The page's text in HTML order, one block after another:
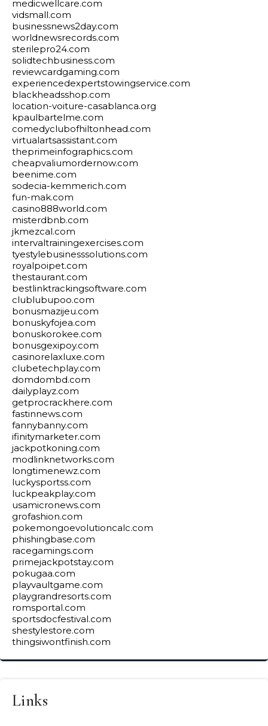
medicwellcare.com
vidsmall.com
businessnews2day.com
worldnewsrecords.com
sterilepro24.com
solidtechbusiness.com
reviewcardgaming.com
experiencedexpertstowingservice.com
blackheadsshop.com
location-voiture-casablanca.org
kpaulbartelme.com
comedyclubofhiltonhead.com
virtualartsassistant.com
theprimeinfographics.com
cheapvaliumordernow.com
beenime.com
sodecia-kemmerich.com
fun-mak.com
casino888world.com
misterdbnb.com
jkmezcal.com
intervaltrainingexercises.com
tyestylebusinesssolutions.com
royalpoipet.com
thestaurant.com
bestlinktrackingsoftware.com
clublubupoo.com
bonusmazijeu.com
bonuskyfojea.com
bonuskorokee.com
bonusgexipoy.com
casinorelaxluxe.com
clubetechplay.com
domdombd.com
dailyplayz.com
getprocrackhere.com
fastinnews.com
fannybanny.com
ifinitymarketer.com
jackpotkoning.com
modlinknetworks.com
longtimenewz.com
luckysportss.com
luckpeakplay.com
usamicronews.com
grofashion.com
pokemongoevolutioncalc.com
phishingbase.com
racegamings.com
primejackpotstay.com
pokugaa.com
playvaultgame.com
playgrandresorts.com
romsportal.com
sportsdocfestival.com
shestylestore.com
thingsiwontfinish.com
Links